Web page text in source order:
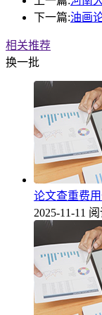
下一篇:油画
相关推荐
换一批
论文查重费
2025-11-11 阅